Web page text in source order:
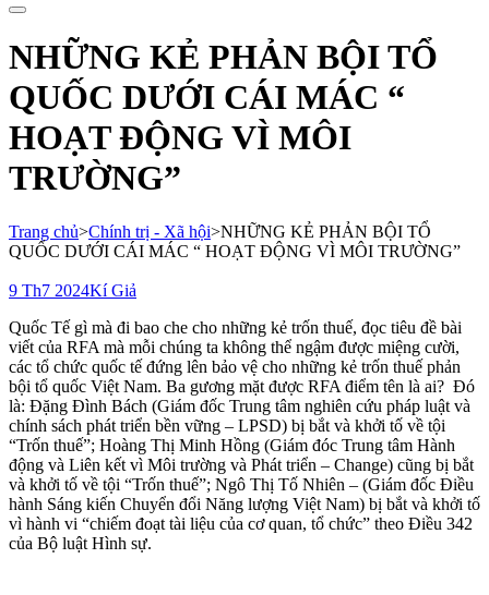
cho:
NHỮNG KẺ PHẢN BỘI TỔ
QUỐC DƯỚI CÁI MÁC “
HOẠT ĐỘNG VÌ MÔI
TRƯỜNG”
Trang chủ>Chính trị - Xã hội>NHỮNG KẺ PHẢN BỘI TỔ
QUỐC DƯỚI CÁI MÁC “ HOẠT ĐỘNG VÌ MÔI TRƯỜNG”
9 Th7 2024Kí Giả
Quốc Tế gì mà đi bao che cho những kẻ trốn thuế, đọc tiêu đề bài
viết của RFA mà mỗi chúng ta không thể ngậm được miệng cười,
các tổ chức quốc tế đứng lên bảo vệ cho những kẻ trốn thuế phản
bội tổ quốc Việt Nam. Ba gương mặt được RFA điểm tên là ai? Đó
là: Đặng Đình Bách (Giám đốc Trung tâm nghiên cứu pháp luật và
chính sách phát triển bền vững – LPSD) bị bắt và khởi tố về tội
“Trốn thuế”; Hoàng Thị Minh Hồng (Giám đóc Trung tâm Hành
động và Liên kết vì Môi trường và Phát triển – Change) cũng bị bắt
và khởi tố về tội “Trốn thuế”; Ngô Thị Tố Nhiên – (Giám đốc Điều
hành Sáng kiến Chuyển đổi Năng lượng Việt Nam) bị bắt và khởi tố
vì hành vi “chiếm đoạt tài liệu của cơ quan, tổ chức” theo Điều 342
của Bộ luật Hình sự.